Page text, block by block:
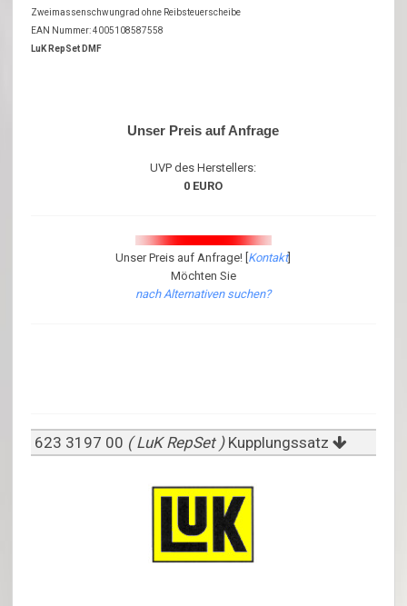
Zweimassenschwungrad ohne Reibsteuerscheibe
EAN Nummer: 4005108587558
LuK RepSet DMF
Unser Preis auf Anfrage
UVP des Herstellers:
0 EURO
Unser Preis auf Anfrage! [Kontakt]
Möchten Sie
nach Alternativen suchen?
623 3197 00 ( LuK RepSet ) Kupplungssatz